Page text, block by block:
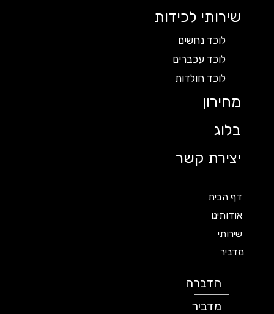
שירותי לכידות
לוכד נחשים
לוכד עכברים
לוכד חולדות
מחירון
בלוג
יצירת קשר
דף הבית
אודותינו
שירותי
מדביר
הדברה
מדביר